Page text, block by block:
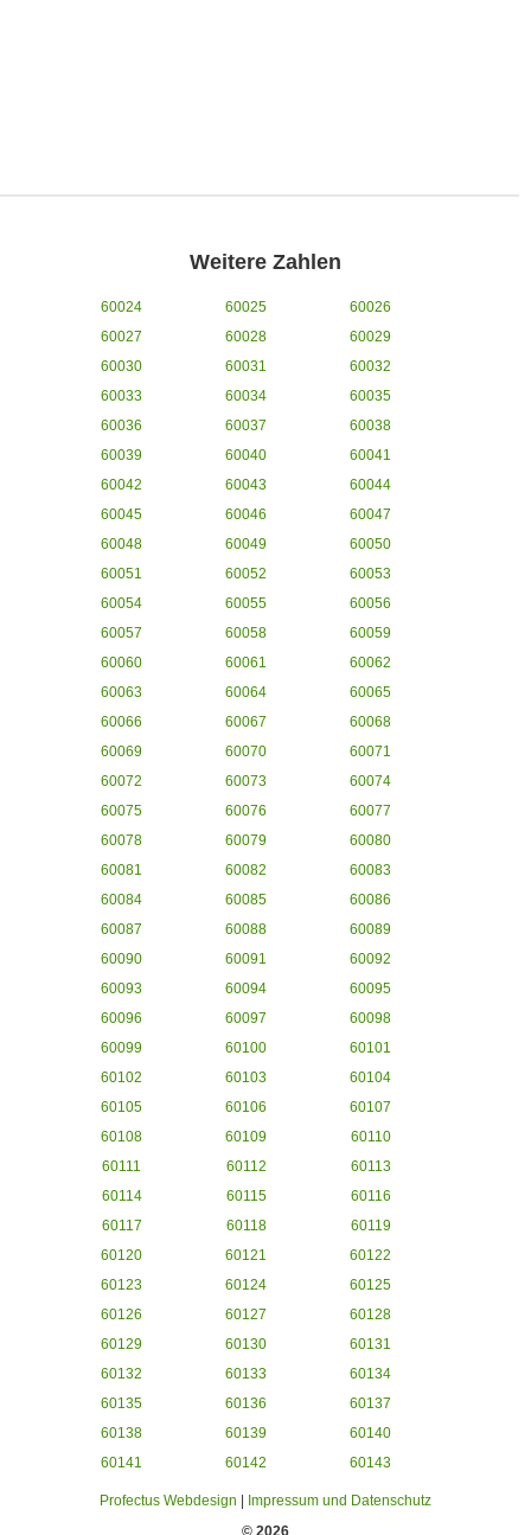
Weitere Zahlen
60024 60025
60026
60027
60028
60029
60030
60031
60032
60033
60034
60035
60036
60037
60038
60039
60040
60041
60042
60043
60044
60045
60046
60047
60048
60049
60050
60051
60052
60053
60054
60055
60056
60057
60058
60059
60060
60061
60062
60063
60064
60065
60066
60067
60068
60069
60070
60071
60072
60073
60074
60075
60076
60077
60078
60079
60080
60081
60082
60083
60084
60085
60086
60087
60088
60089
60090
60091
60092
60093
60094
60095
60096
60097
60098
60099
60100
60101
60102
60103
60104
60105
60106
60107
60108
60109
60110
60111
60112
60113
60114
60115
60116
60117
60118
60119
60120
60121
60122
60123
60124
60125
60126
60127
60128
60129
60130
60131
60132
60133
60134
60135
60136
60137
60138
60139
60140
60141
60142 60143
Profectus Webdesign
Impressum und Datenschutz